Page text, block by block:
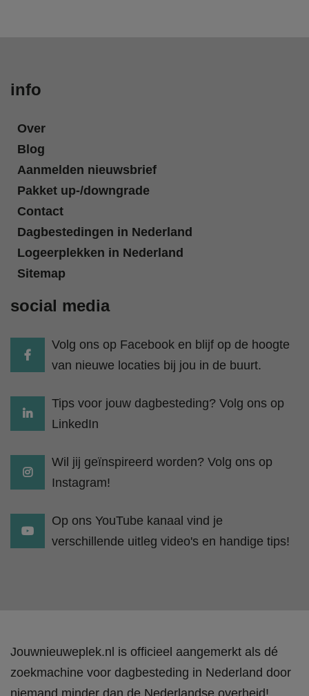
info
Over
Blog
Aanmelden nieuwsbrief
Pakket up-/downgrade
Contact
Dagbestedingen in Nederland
Logeerplekken in Nederland
Sitemap
social media
Volg ons op Facebook en blijf op de hoogte
van nieuwe locaties bij jou in de buurt.
Tips voor jouw dagbesteding? Volg ons op
LinkedIn
Wil jij geïnspireerd worden? Volg ons op
Instagram!
Op ons YouTube kanaal vind je
verschillende uitleg video's en handige tips!
Jouwnieuweplek.nl is officieel aangemerkt als dé
zoekmachine voor dagbesteding in Nederland door
niemand minder dan de Nederlandse overheid!